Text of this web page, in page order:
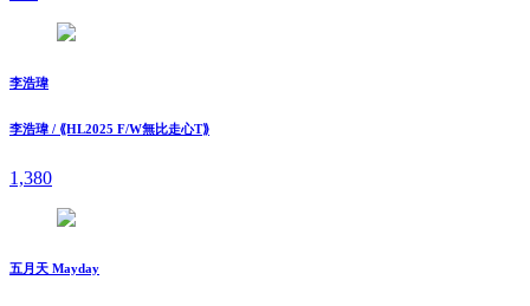
李浩瑋
李浩瑋 / ⟪HL2025 F/W無比走⼼T⟫
1,380
五月天 Mayday